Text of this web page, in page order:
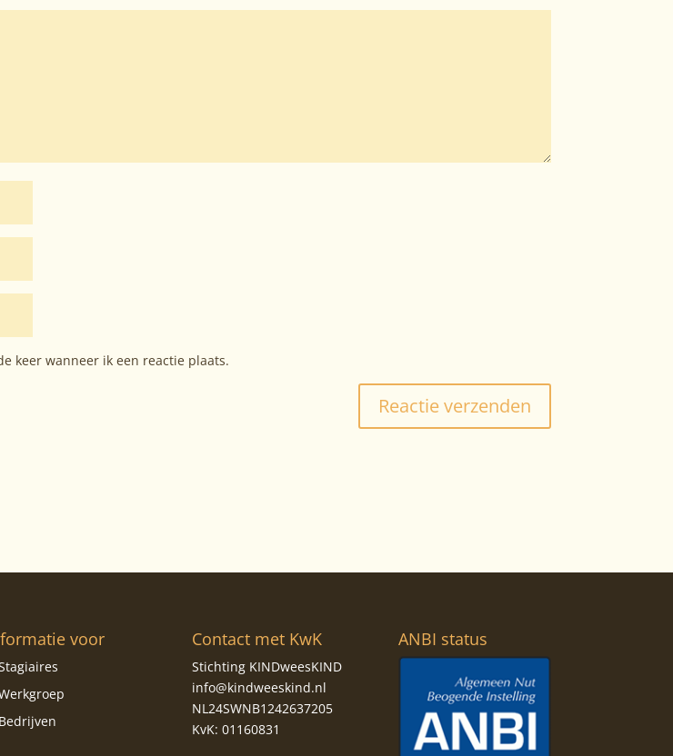
keer wanneer ik een reactie plaats.
voor
Bedrijven
Contact met KwK
Stichting KINDweesKIND
info@kindweeskind.nl
NL24SWNB1242637205
KvK: 01160831
ANBI status